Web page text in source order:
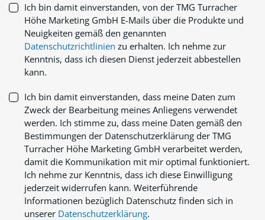
Ich bin damit einverstanden, von der TMG Turracher
Höhe Marketing GmbH E-Mails über die Produkte und
Neuigkeiten gemäß den genannten
Datenschutzrichtlinien zu erhalten. Ich nehme zur
Kenntnis, dass ich diesen Dienst jederzeit abbestellen
kann.
Ich bin damit einverstanden, dass meine Daten zum
Zweck der Bearbeitung meines Anliegens verwendet
werden. Ich stimme zu, dass meine Daten gemäß den
Bestimmungen der Datenschutzerklärung der TMG
Turracher Höhe Marketing GmbH verarbeitet werden,
damit die Kommunikation mit mir optimal funktioniert.
Ich nehme zur Kenntnis, dass ich diese Einwilligung
jederzeit widerrufen kann. Weiterführende
Informationen bezüglich Datenschutz finden sich in
unserer Datenschutzerklärung.